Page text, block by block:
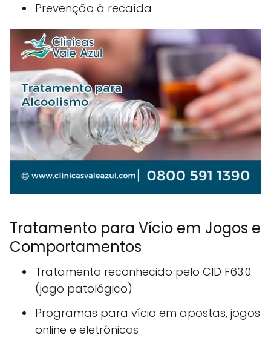
Prevenção à recaída
Tratamento para Vício em Jogos e
Comportamentos
Tratamento reconhecido pelo CID F63.0
(jogo patológico)
Programas para vício em apostas, jogos
online e eletrônicos